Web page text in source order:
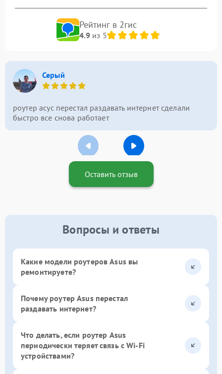
Рейтинг в 2гис
4.9из 5
Серый
роутер асус перестал раздавать интернет сделали
быстро все снова работает
Оставить отзыв
Вопросы и ответы
Какие модели роутеров Asus вы
ремонтируете?
Почему роутер Asus перестал
раздавать интернет?
Что делать, если роутер Asus
периодически теряет связь с Wi-Fi
устройствами?